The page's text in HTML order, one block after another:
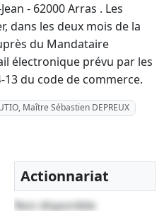
- 62000 Arras . Les
dans les deux mois de la
du Mandataire
électronique prévu par les
13 du code de commerce.
Maître Sébastien DEPREUX
Actionnariat
Non disponible